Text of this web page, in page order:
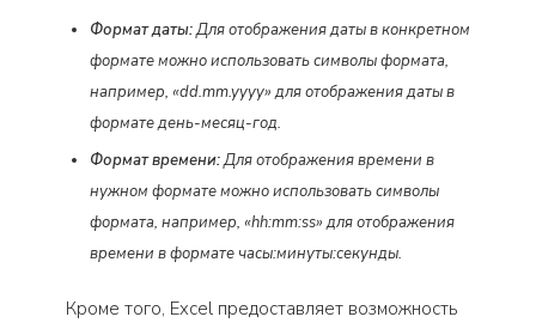
Формат даты:Для отображения даты в конкретном
формате можно использовать символы формата,
например, «dd.mm.yyyy» для отображения даты в
формате день-месяц-год.
Формат времени:Для отображения времени в
нужном формате можно использовать символы
формата, например, «hh:mm:ss» для отображения
времени в формате часы:минуты:секунды.
Кроме того, Excel предоставляет возможность